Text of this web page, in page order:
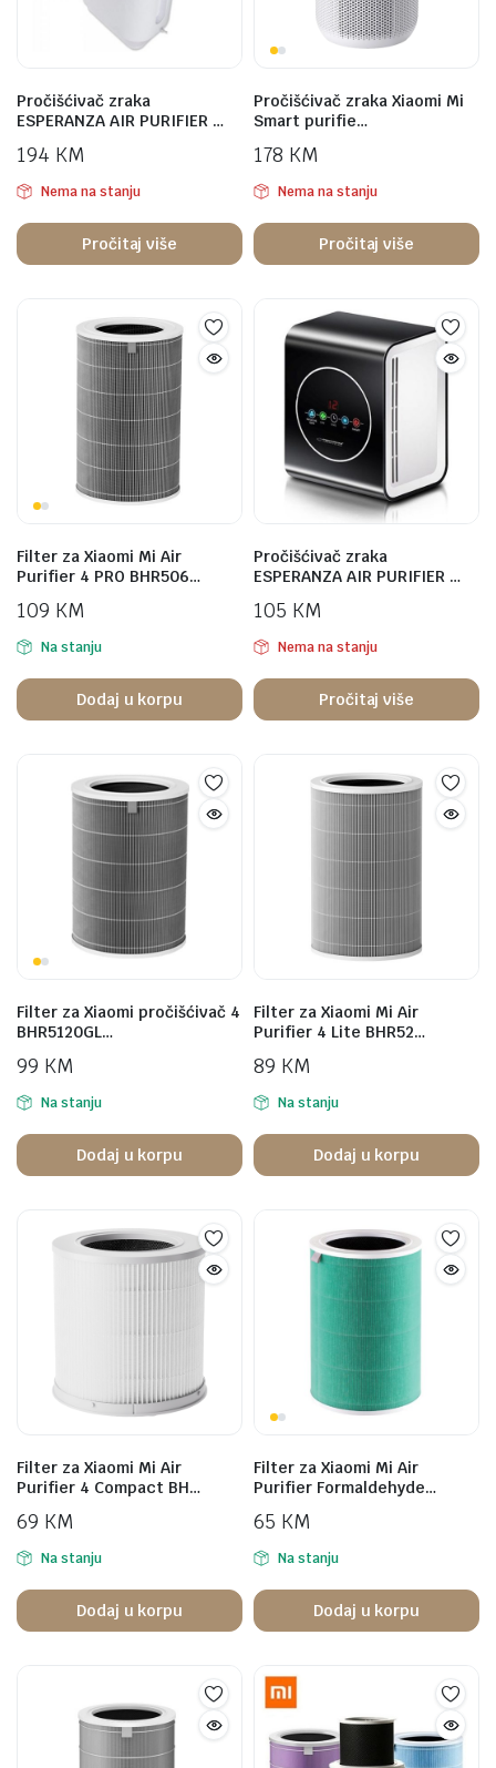
Pročišćivač zraka
ESPERANZA AIR PURIFIER …
194 KM
Nema na stanju
Pročitaj više
Pročišćivač zraka Xiaomi Mi
Smart purifie…
178 KM
Nema na stanju
Pročitaj više
Filter za Xiaomi Mi Air
Purifier 4 PRO BHR506…
109 KM
Na stanju
Dodaj u korpu
Pročišćivač zraka
ESPERANZA AIR PURIFIER …
105 KM
Nema na stanju
Pročitaj više
Filter za Xiaomi pročišćivač 4
BHR5120GL…
99 KM
Na stanju
Dodaj u korpu
Filter za Xiaomi Mi Air
Purifier 4 Lite BHR52…
89 KM
Na stanju
Dodaj u korpu
Filter za Xiaomi Mi Air
Purifier 4 Compact BH…
69 KM
Na stanju
Dodaj u korpu
Filter za Xiaomi Mi Air
Purifier Formaldehyde…
65 KM
Na stanju
Dodaj u korpu